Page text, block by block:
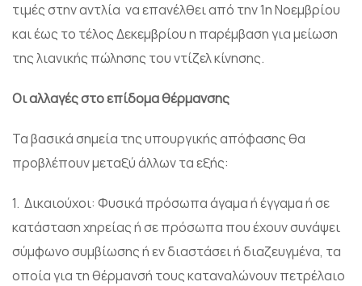
τιμές στην αντλία να επανέλθει από την 1η Νοεμβρίου
και έως το τέλος Δεκεμβρίου η παρέμβαση για μείωση
της λιανικής πώλησης του ντίζελ κίνησης.
Οι αλλαγές στο επίδομα θέρμανσης
Τα βασικά σημεία της υπουργικής απόφασης θα
προβλέπουν μεταξύ άλλων τα εξής:
1. Δικαιούχοι: Φυσικά πρόσωπα άγαμα ή έγγαμα ή σε
κατάσταση χηρείας ή σε πρόσωπα που έχουν συνάψει
σύμφωνο συμβίωσης ή εν διαστάσει ή διαζευγμένα, τα
οποία για τη θέρμανσή τους καταναλώνουν πετρέλαιο